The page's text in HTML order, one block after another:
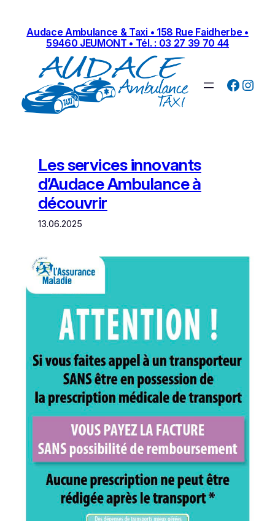
contenu
Audace Ambulance & Taxi • 158 Rue Faidherbe •
59460 JEUMONT • Tél. : 03 27 39 70 44
Les services innovants
d’Audace Ambulance à
découvrir
13.06.2025